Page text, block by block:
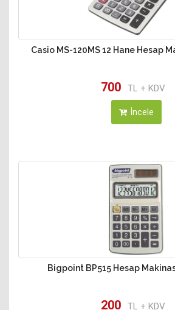
Casio MS-120MS 12 Hane Hesap
700 TL + KDV
İncele
Bigpoint BP515 Hesap
200 TL + KDV